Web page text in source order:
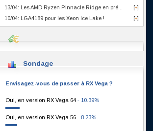
[+]
13/04: Les AMD Ryzen Pinnacle Ridge en pré...
[+]
10/04: LGA4189 pour les Xeon Ice Lake !
Sondage
Envisagez-vous de passer à RX Vega ?
Oui, en version RX Vega 64 - 10.39%
Oui, en version RX Vega 56 - 8.23%